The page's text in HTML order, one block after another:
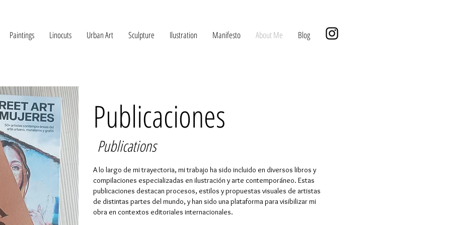
Paintings Linocuts Urban Art Sculpture Ilustration Manifesto About Me Blog
Publicaciones
Publications
A lo largo de mi trayectoria, mi trabajo ha sido incluido en diversos libros y
compilaciones especializadas en ilustración y arte contemporáneo. Estas
publicaciones destacan procesos, estilos y propuestas visuales de artistas
de distintas partes del mundo, y han sido una plataforma para visibilizar mi
obra en contextos editoriales internacionales.